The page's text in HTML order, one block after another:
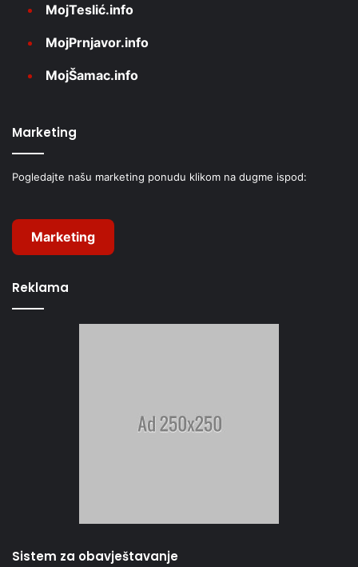
MojTeslić.info
MojPrnjavor.info
MojŠamac.info
Marketing
Pogledajte našu marketing ponudu klikom na dugme ispod:
Marketing
Reklama
Sistem za obavještavanje